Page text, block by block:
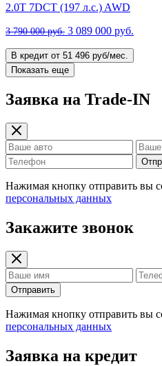
2.0T 7DCT (197 л.с.) AWD
3 790 000 руб. 3 089 000 руб.
В кредит от 51 496 руб/мес.
Показать еще
Заявка на Trade-IN
Нажимая кнопку отправить вы
персональных данных
Закажите звонок
Отправить
Нажимая кнопку отправить вы
персональных данных
Заявка на кредит